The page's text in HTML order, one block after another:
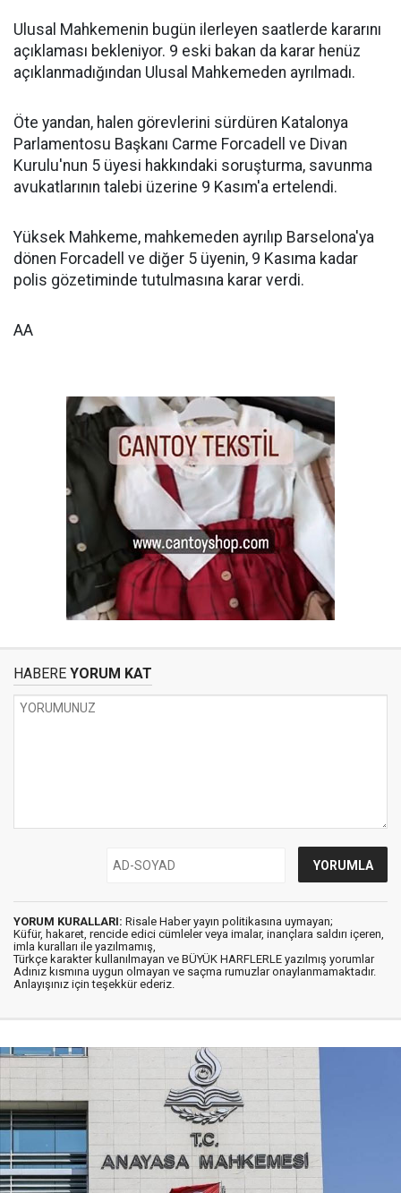
Ulusal Mahkemenin bugün ilerleyen saatlerde kararını
açıklaması bekleniyor. 9 eski bakan da karar henüz
açıklanmadığından Ulusal Mahkemeden ayrılmadı.
Öte yandan, halen görevlerini sürdüren Katalonya
Parlamentosu Başkanı Carme Forcadell ve Divan
Kurulu'nun 5 üyesi hakkındaki soruşturma, savunma
avukatlarının talebi üzerine 9 Kasım'a ertelendi.
Yüksek Mahkeme, mahkemeden ayrılıp Barselona'ya
dönen Forcadell ve diğer 5 üyenin, 9 Kasıma kadar
polis gözetiminde tutulmasına karar verdi.
AA
HABERE YORUM KAT
YORUM KURALLARI: Risale Haber yayın politikasına uymayan;
Küfür, hakaret, rencide edici cümleler veya imalar, inançlara saldırı içeren,
imla kuralları ile yazılmamış,
Türkçe karakter kullanılmayan ve BÜYÜK HARFLERLE yazılmış yorumlar
Adınız kısmına uygun olmayan ve saçma rumuzlar onaylanmamaktadır.
Anlayışınız için teşekkür ederiz.